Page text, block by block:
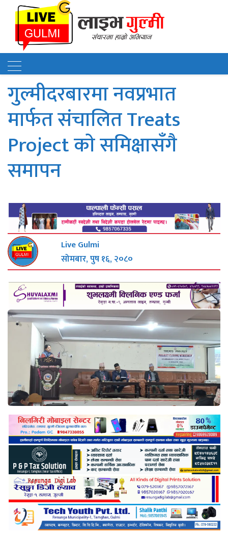
गुल्मीदरबारमा नवप्रभात
मार्फत संचालित Treats
Project काे समिक्षासँगै
समापन
Live Gulmi
सोमबार, पुष १६, २०८०